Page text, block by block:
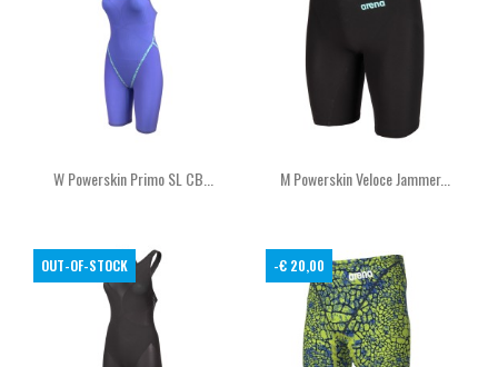
W Powerskin Primo SL CB... M Powerskin Veloce Jammer...
OUT-OF-STOCK -€ 20,00